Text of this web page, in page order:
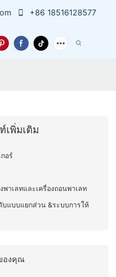
+86 18516128577
ติดต่อเรา
พิ่มเติม
อร์
พาเลทและเครื่องถอนพาเลท
บแบบแยกส่วน &ระบบการให้
องคุณ